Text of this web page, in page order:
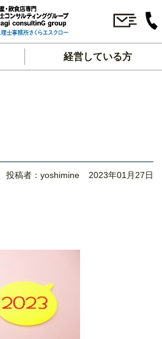
経営している方
投稿者：yoshimine 2023年01月27日